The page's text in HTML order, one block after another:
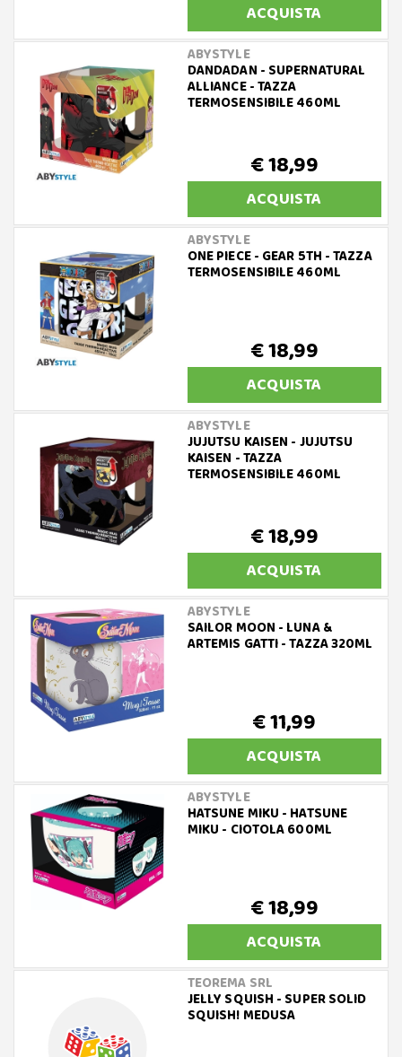
ACQUISTA
ABYSTYLE
DANDADAN - SUPERNATURAL
ALLIANCE - TAZZA
TERMOSENSIBILE 460ML
€ 18,99
ACQUISTA
ABYSTYLE
ONE PIECE - GEAR 5TH - TAZZA
TERMOSENSIBILE 460ML
€ 18,99
ACQUISTA
ABYSTYLE
JUJUTSU KAISEN - JUJUTSU
KAISEN - TAZZA
TERMOSENSIBILE 460ML
€ 18,99
ACQUISTA
ABYSTYLE
SAILOR MOON - LUNA &
ARTEMIS GATTI - TAZZA 320ML
€ 11,99
ACQUISTA
ABYSTYLE
HATSUNE MIKU - HATSUNE
MIKU - CIOTOLA 600ML
€ 18,99
ACQUISTA
TEOREMA SRL
JELLY SQUISH - SUPER SOLID
SQUISH! MEDUSA